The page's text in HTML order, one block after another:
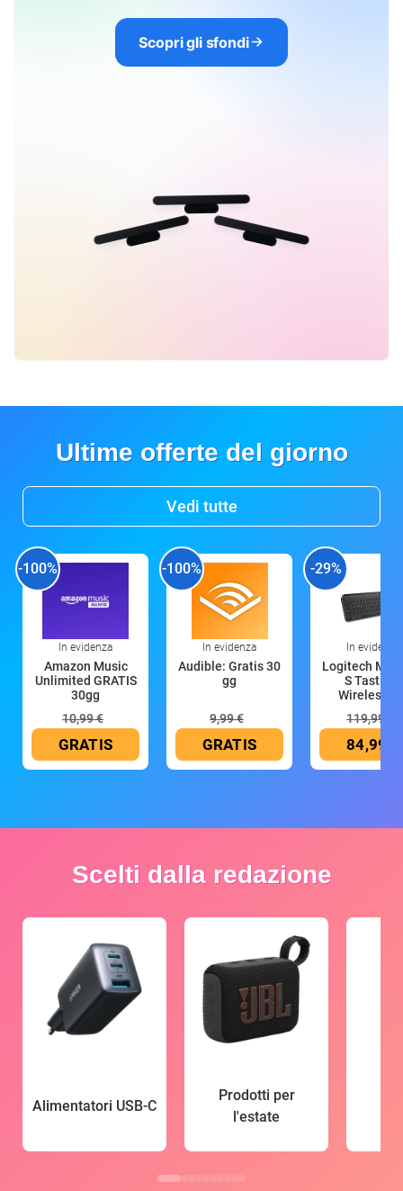
Scopri gli sfondi
Ultime offerte del giorno
Vedi tutte
-100%
In evidenza
Amazon Music
Unlimited GRATIS
30gg
10,99 €
GRATIS
-100%
In evidenza
Audible: Gratis 30
gg
9,99 €
GRATIS
-29%
In evidenza
Logitech MX
S Tastiera
Wireless
119,99 €
84,99 €
Scelti dalla redazione
Alimentatori USB-C
Prodotti per
l'estate